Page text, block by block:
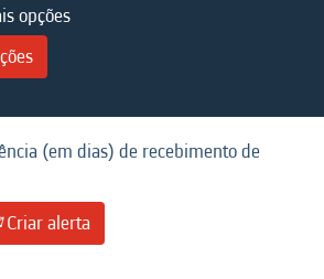
opções
(em dias) de recebimento de
Criar alerta